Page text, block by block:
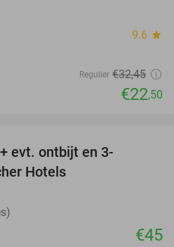
9.6 star
Regulier €32,45
€22,50
evt. ontbijt en 3-
Hotels
€45